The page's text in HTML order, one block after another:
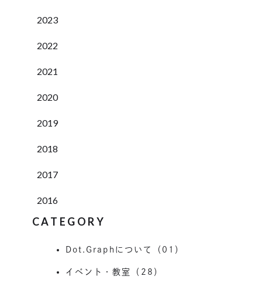
2023
2022
2021
2020
2019
2018
2017
2016
CATEGORY
Dot.Graphについて（01）
イベント・教室（28）